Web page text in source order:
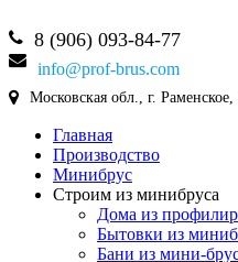
8 (906) 093-84-77
info@prof-brus.com
Московская обл., г.
Главная
Производство
Минибрус
Строим из минибруса
Дома из
Бытовки из
Бани из мини-